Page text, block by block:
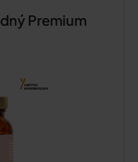
Premium